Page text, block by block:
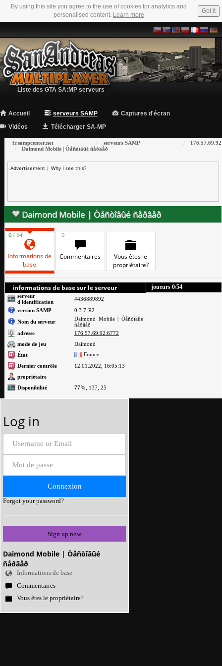
By using this site you agree to the use of cookies for analytics and
personalised content. Learn more
Got it
Liste des GTA SA:MP serveurs
Accueil serveurs SAMP
Captures d'écran
Vidéos
Télécharger SA-MP
fr.sampcenter.net serveurs SAMP
176.57.69.92
Daimond Mobile | Òåñòîâûé ñåðâåð
Advertisement | Why I see this?
Daimond Mobile | Òåñòîâûé ñåðâåð
0/ 54
Informations de
base
0
Commentaires
Vous êtes le
propriétaire?
informations de base sur le serveur
serveur
d'identification
#436889892
version SAMP
0.3.7-R2
Nom du serveur
Daimond Mobile | Òåñòîâûé
ñåðâåð
adresse
176.57.69.92:6772
mode de jeu
Daimond
État
France
Dernier contrôle
12.01.2022, 16:05:13
propriétaire
Disponibilité
77% , 137, 25
joueurs 0/54
Log in
Forgot your password?
Sign up now
Daimond Mobile | Òåñòîâûé
ñåðâåð
Informations de base
Commentaires
Vous êtes le propriétaire?